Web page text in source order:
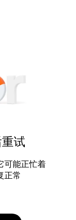
试
可能正忙着
正常